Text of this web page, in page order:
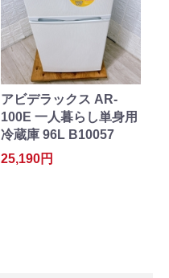
アビデラックス AR-
100E 一人暮らし単身用
冷蔵庫 96L B10057
25,190円